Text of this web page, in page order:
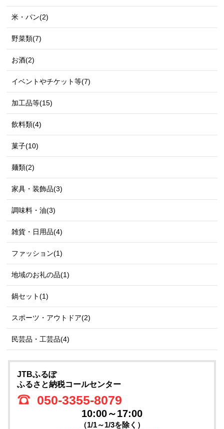
米・パン(2)
野菜類(7)
お酒(2)
イベントやチケット等(7)
加工品等(15)
飲料類(4)
菓子(10)
麺類(2)
家具・装飾品(3)
調味料・油(3)
雑貨・日用品(4)
ファッション(1)
地域のお礼の品(1)
鍋セット(1)
スポーツ・アウトドア(2)
民芸品・工芸品(4)
JTBふるぽ
ふるさと納税コールセンター
050-3355-8079
10:00～17:00
（1/1～1/3を除く）